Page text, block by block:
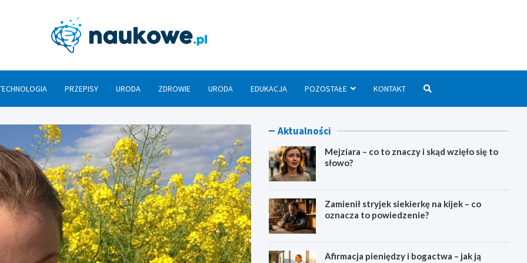
PRZEPISY URODA ZDROWIE URODA EDUKACJA POZOSTAŁE KONTAKT
Aktualności
Mejziara – co to znaczy i skąd wzięło się to
słowo?
Zamienił stryjek siekierkę na kijek – co
oznacza to powiedzenie?
Afirmacja pieniędzy i bogactwa – jak ją